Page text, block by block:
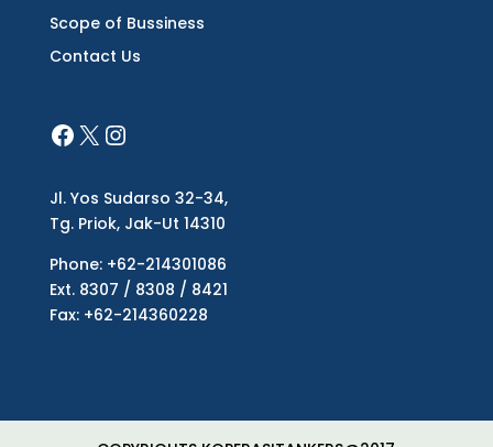
Scope of Bussiness
Contact Us
Jl. Yos Sudarso 32-34,
Tg. Priok, Jak-Ut 14310
Phone: +62-214301086
Ext. 8307 / 8308 / 8421
Fax: +62-214360228